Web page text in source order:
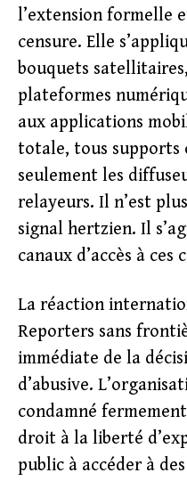
l’extension formelle
censure. Elle
bouquets
plateformes
aux applications
totale, tous supports
seulement les
relayeurs. Il n’est
signal hertzien. Il
canaux d’accès à ces
La réaction
Reporters sans
immédiate de la
d’abusive.
condamné
droit à la liberté
public à accéder à